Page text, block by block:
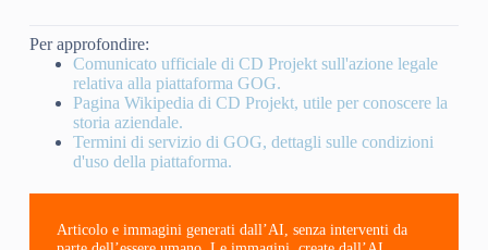
Per approfondire:
Comunicato ufficiale di CD Projekt sull'azione legale
relativa alla piattaforma GOG.
Pagina Wikipedia di CD Projekt, utile per conoscere la
storia aziendale.
Termini di servizio di GOG, dettagli sulle condizioni
d'uso della piattaforma.
Articolo e immagini generati dall’AI, senza interventi da